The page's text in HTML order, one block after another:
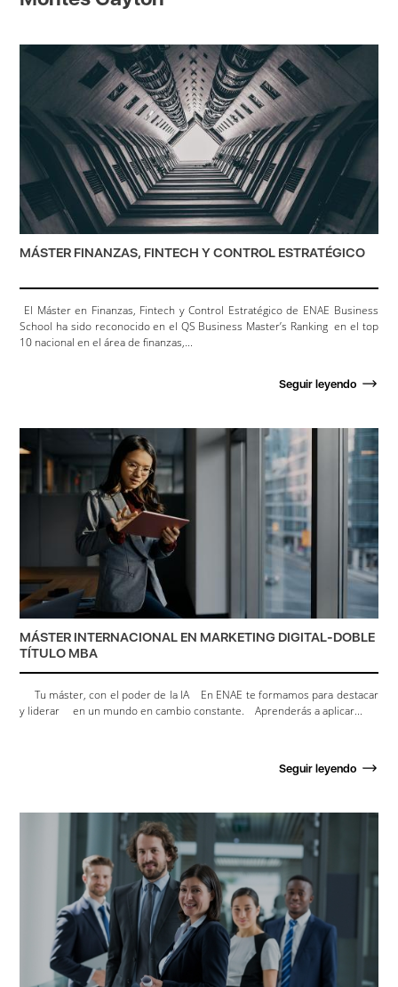
MÁSTER FINANZAS, FINTECH Y CONTROL ESTRATÉGICO
El Máster en Finanzas, Fintech y Control Estratégico de ENAE Business
School ha sido reconocido en el QS Business Master’s Ranking en el top
10 nacional en el área de finanzas,...
Seguir leyendo
MÁSTER INTERNACIONAL EN MARKETING DIGITAL-DOBLE
TÍTULO MBA
Tu máster, con el poder de la IA En ENAE te formamos para destacar
y liderar en un mundo en cambio constante. Aprenderás a aplicar...
Seguir leyendo